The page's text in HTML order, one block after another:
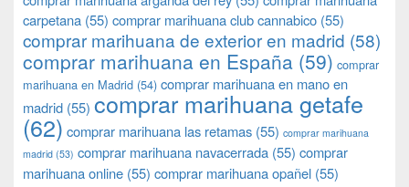
carpetana (55) comprar marihuana club cannabico (55)
comprar marihuana de exterior en madrid (58)
comprar marihuana en España (59) comprar
marihuana en Madrid (54) comprar marihuana en mano en
madrid (55) comprar marihuana getafe
(62) comprar marihuana las retamas (55) comprar marihuana
madrid (53) comprar marihuana navacerrada (55) comprar
marihuana online (55) comprar marihuana opañel (55)